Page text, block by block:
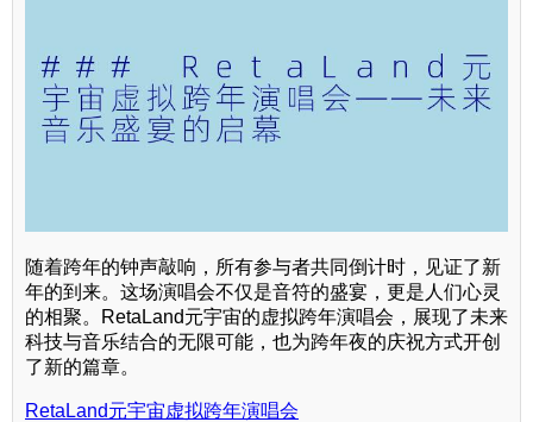
随着跨年的钟声敲响，所有参与者共同倒计时，见证了新
年的到来。这场演唱会不仅是音符的盛宴，更是人们心灵
的相聚。RetaLand元宇宙的虚拟跨年演唱会，展现了未来
科技与音乐结合的无限可能，也为跨年夜的庆祝方式开创
了新的篇章。
RetaLand元宇宙虚拟跨年演唱会